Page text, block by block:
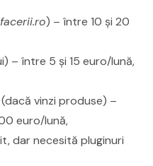
) – între 10 și 20
– între 5 și 15 euro/lună,
vinzi produse) –
euro/lună,
dar necesită pluginuri